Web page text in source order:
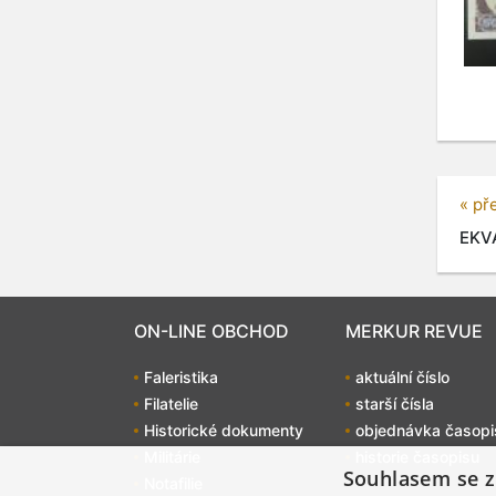
«
ON-LINE OBCHOD
Faleristika
Filatelie
Historické dokumenty
MERKUR REVUE
aktuální číslo
starší čísla
objednávka
Souhlasem se